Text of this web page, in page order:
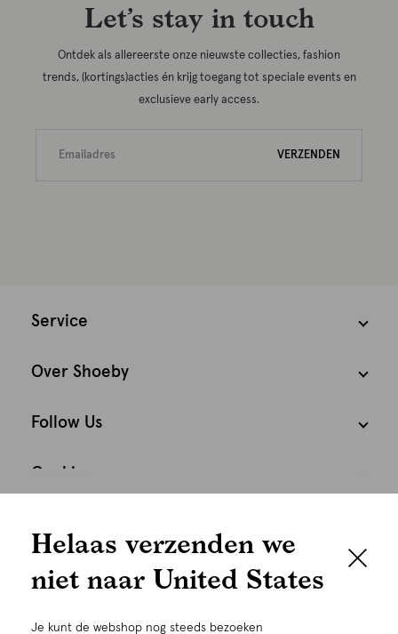
graag persoonlijk
gebruiken wij cookies en daarmee vergelijkbare
Let’s stay in touch
Ontdek als allereerste onze nieuwste collecties, fashion
trends, (kortings)acties én krijg toegang tot speciale events en
exclusieve early access.
VERZENDEN
Service
Over Shoeby
Follow Us
Cookies
Helaas verzenden we
niet naar United States
Je kunt de webshop nog steeds bezoeken